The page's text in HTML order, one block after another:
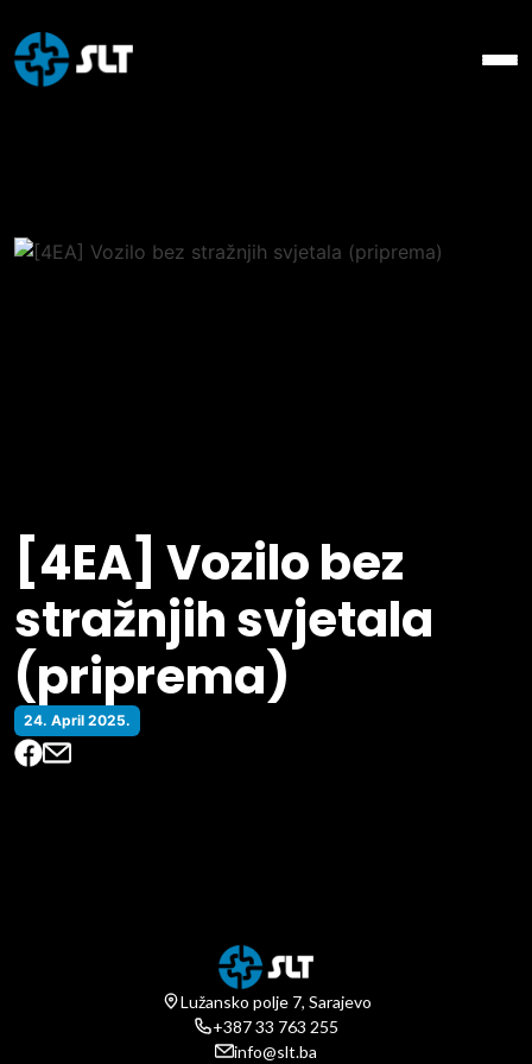
[4EA] Vozilo bez
stražnjih svjetala
(priprema)
24. April 2025.
Lužansko polje 7, Sarajevo
+387 33 763 255
info@slt.ba